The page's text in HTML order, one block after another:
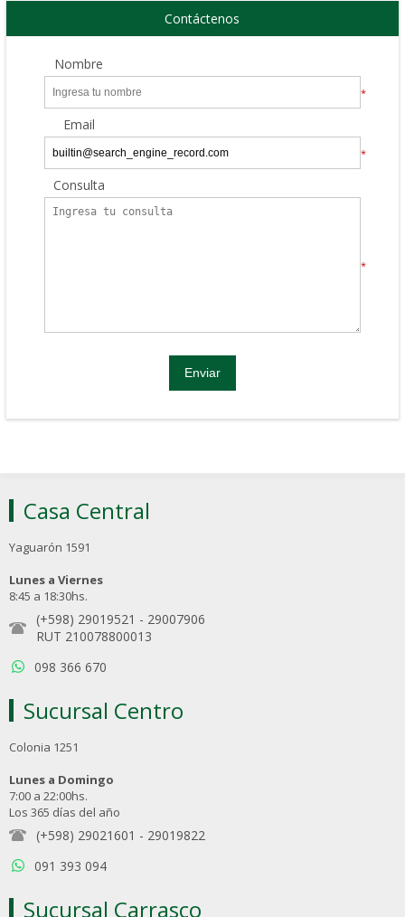
Contáctenos
Nombre
*
Email
*
Consulta
*
Casa Central
Yaguarón 1591
Lunes a Viernes
8:45 a 18:30hs.
(+598) 29019521 - 29007906
RUT 210078800013
098 366 670
Sucursal Centro
Colonia 1251
Lunes a Domingo
7:00 a 22:00hs.
Los 365 días del año
(+598) 29021601 - 29019822
091 393 094
Sucursal Carrasco